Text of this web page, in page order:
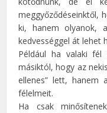
meggyőződéseinktől,
ki, hanem olyanok,
kedvességgel át lehet
Például ha valaki
másiktól, hogy az
ellenes” lett,
félelmeit.
Ha csak